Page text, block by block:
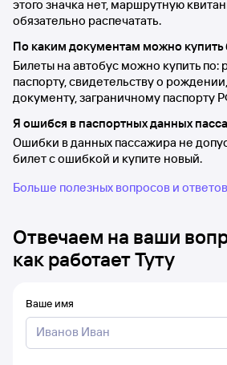
этого значка нет, маршрутную
обязательно распечатать.
По каким документам можно купить
Билеты на автобус можно купить по:
паспорту, свидетельству о
документу, заграничному паспорту
Я ошибся в паспортных данных
Ошибки в данных пассажира не
билет с ошибкой и купите новый.
Больше полезных вопросов и ответов
Отвечаем на ваши
как работает Туту
Ваше имя